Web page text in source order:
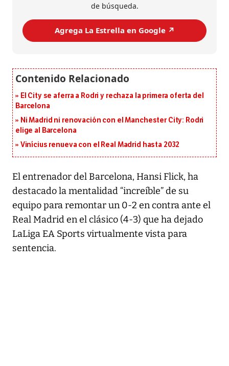
de búsqueda.
Agrega La Estrella en Google ↗️
El City se aferra a Rodri y rechaza la primera oferta del
Barcelona
Ni Madrid ni renovación con el Manchester City: Rodri
elige al Barcelona
Vinícius renueva con el Real Madrid hasta 2032
El entrenador del Barcelona, Hansi Flick, ha
destacado la mentalidad “increíble” de su
equipo para remontar un 0-2 en contra ante el
Real Madrid en el clásico (4-3) que ha dejado
LaLiga EA Sports virtualmente vista para
sentencia.